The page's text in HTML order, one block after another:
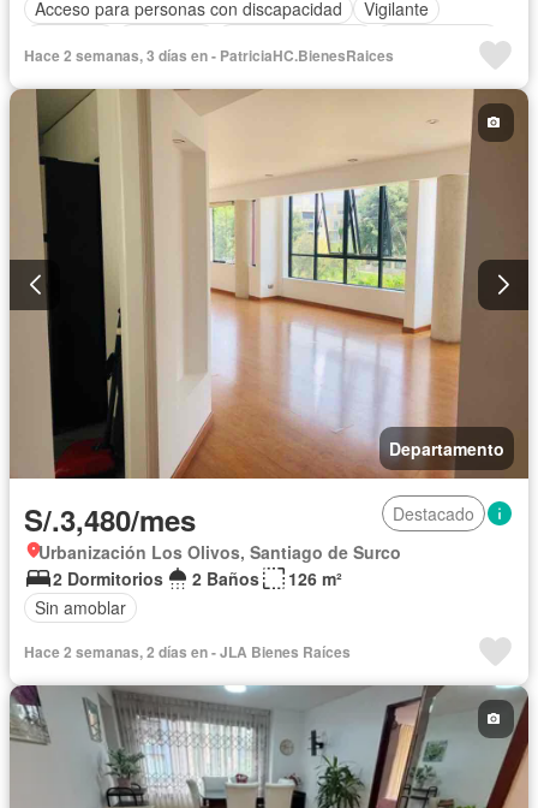
Acceso para personas con discapacidad
Vigilante
Permite niños
Completamente amoblado
Hace 2 semanas, 3 días en - PatriciaHC.BienesRaices
Departamento
S/.3,480/mes
Destacado
Urbanización Los Olivos, Santiago de Surco
2 Dormitorios
2 Baños
126 m²
Sin amoblar
Hace 2 semanas, 2 días en - JLA Bienes Raíces